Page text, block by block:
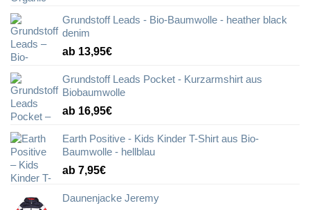
Grundstoff Leads - Bio-Baumwolle - heather black
denim
ab 13,95€
Grundstoff Leads Pocket - Kurzarmshirt aus
Biobaumwolle
ab 16,95€
Earth Positive - Kids Kinder T-Shirt aus Bio-
Baumwolle - hellblau
ab 7,95€
Daunenjacke Jeremy